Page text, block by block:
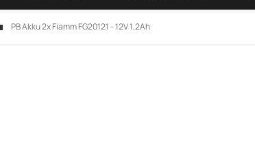
PB Akku 2x Fiamm FG20121 - 12V 1,2Ah